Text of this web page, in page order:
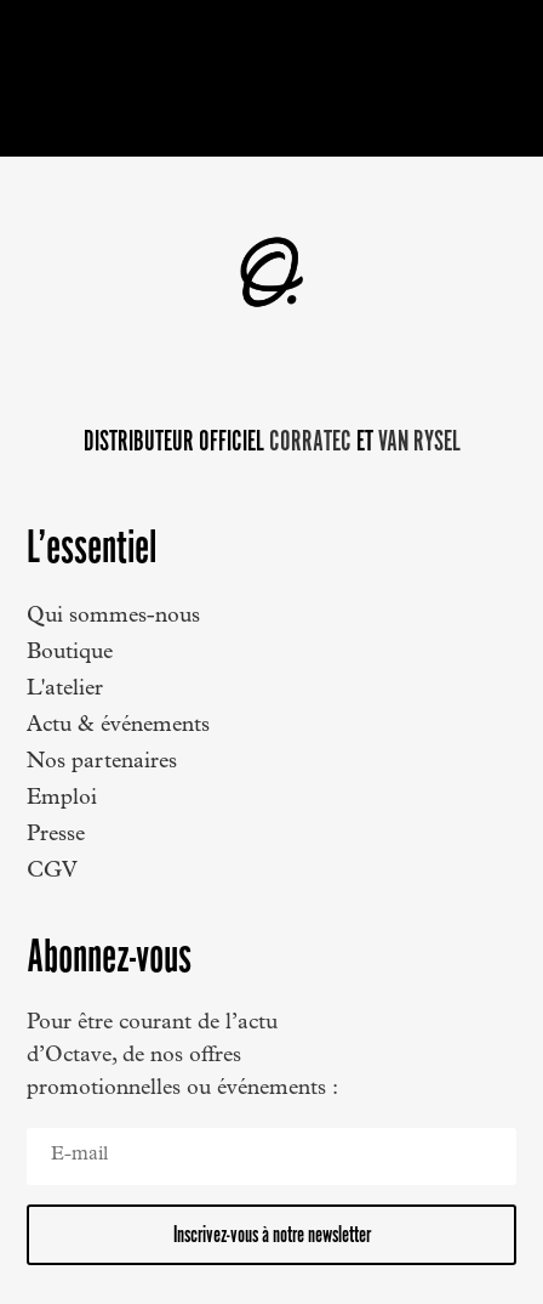
DISTRIBUTEUR OFFICIEL CORRATEC ETVAN RYSEL
L’essentiel
Qui sommes-nous
Boutique
L'atelier
Actu & événements
Nos partenaires
Emploi
Presse
CGV
Abonnez-vous
Pour être courant de l’actu
d’Octave, de nos offres
promotionnelles ou événements :
Inscrivez-vous à notre newsletter